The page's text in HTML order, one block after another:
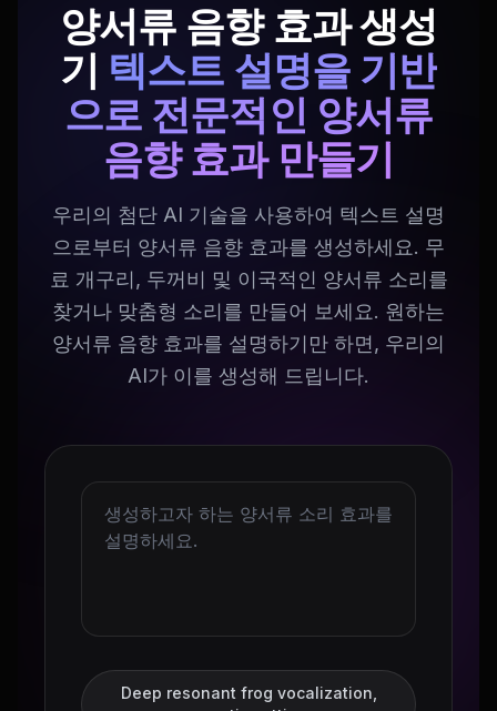
양서류 음향 효과 생성
기 텍스트 설명을 기반
으로 전문적인 양서류
음향 효과 만들기
우리의 첨단 AI 기술을 사용하여 텍스트 설명
으로부터 양서류 음향 효과를 생성하세요. 무
료 개구리, 두꺼비 및 이국적인 양서류 소리를
찾거나 맞춤형 소리를 만들어 보세요. 원하는
양서류 음향 효과를 설명하기만 하면, 우리의
AI가 이를 생성해 드립니다.
Deep resonant frog vocalization,